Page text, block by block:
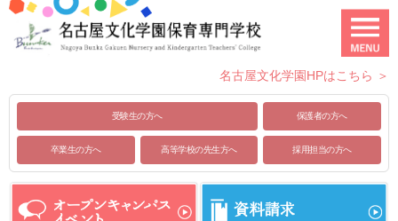
名古屋文化学園HPはこちら ＞
受験生の方へ 保護者の方へ
卒業生の方へ 高等学校の先生方へ 採用担当の方へ